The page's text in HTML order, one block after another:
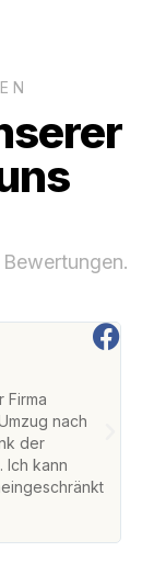
Firma
nach
der
Ich kann